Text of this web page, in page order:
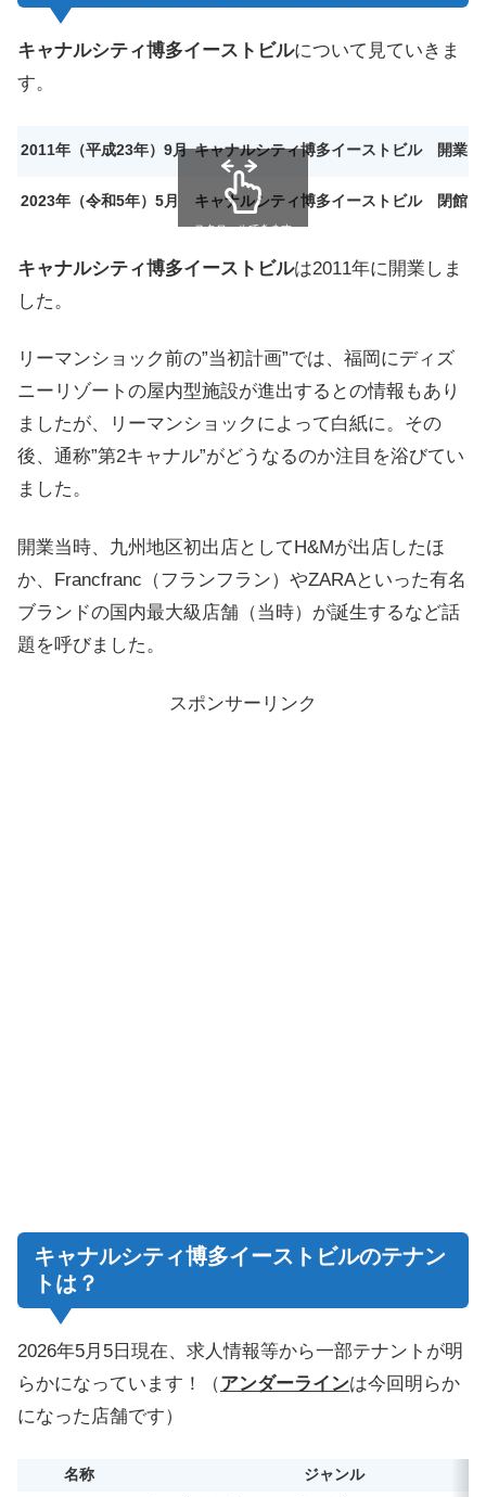
キャナルシティ博多イーストビルについて見ていきま
す。
2011年（平成23年）9月 キャナルシティ博多イーストビル 開業
2023年（令和5年）5月 キャナルシティ博多イーストビル 閉館
スクロールできます
キャナルシティ博多イーストビルは2011年に開業しま
した。
リーマンショック前の”当初計画”では、福岡にディズ
ニーリゾートの屋内型施設が進出するとの情報もあり
ましたが、リーマンショックによって白紙に。その
後、通称”第2キャナル”がどうなるのか注目を浴びてい
ました。
開業当時、九州地区初出店としてH&Mが出店したほ
か、Francfranc（フランフラン）やZARAといった有名
ブランドの国内最大級店舗（当時）が誕生するなど話
題を呼びました。
スポンサーリンク
キャナルシティ博多イーストビルのテナン
トは？
2026年5月5日現在、求人情報等から一部テナントが明
らかになっています！（アンダーラインは今回明らか
になった店舗です）
名称
ジャンル